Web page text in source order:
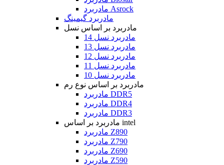
مادربرد Asrock
مادربرد گیمینگ
مادربرد بر اساس نسل
مادربرد نسل 14
مادربرد نسل 13
مادربرد نسل 12
مادربرد نسل 11
مادربرد نسل 10
مادربرد بر اساس نوع رم
مادربرد DDR5
مادربرد DDR4
مادربرد DDR3
مادربرد بر اساس intel
مادربرد Z890
مادربرد Z790
مادربرد Z690
مادربرد Z590